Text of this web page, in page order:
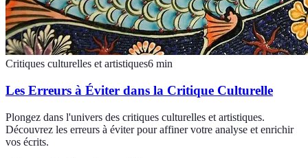
Critiques culturelles et artistiques6 min
Les Erreurs à Éviter dans la Critique Culturelle
Plongez dans l'univers des critiques culturelles et artistiques.
Découvrez les erreurs à éviter pour affiner votre analyse et enrichir
vos écrits.